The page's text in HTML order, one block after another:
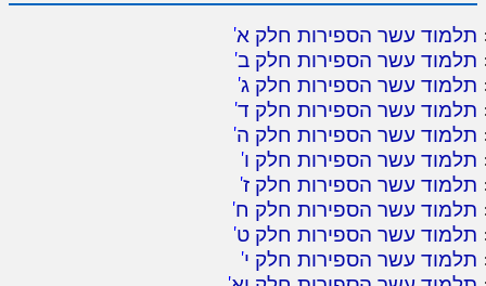
תלמוד עשר הספירות חלק א'
תלמוד עשר הספירות חלק ב'
תלמוד עשר הספירות חלק ג'
תלמוד עשר הספירות חלק ד'
תלמוד עשר הספירות חלק ה'
תלמוד עשר הספירות חלק ו'
תלמוד עשר הספירות חלק ז'
תלמוד עשר הספירות חלק ח'
תלמוד עשר הספירות חלק ט'
תלמוד עשר הספירות חלק י'